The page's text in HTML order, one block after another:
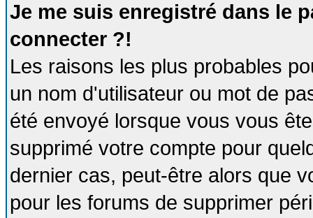
Je me suis enregistré dans le
connecter ?!
Les raisons les plus probables
un nom d'utilisateur ou mot de
été envoyé lorsque vous vous
supprimé votre compte pour
dernier cas, peut-être alors que
pour les forums de supprimer